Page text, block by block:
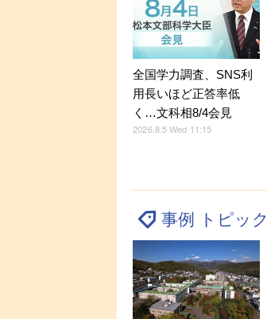
全国学力調査、SNS利
用長いほど正答率低
く…文科相8/4会見
2026.8.5 Wed 11:15
事例 トピッ